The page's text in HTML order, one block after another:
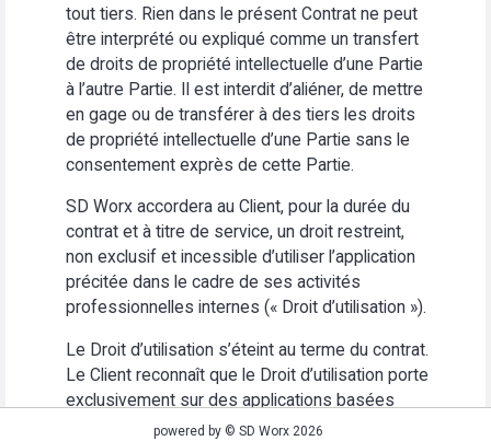
tout tiers. Rien dans le présent Contrat ne peut
être interprété ou expliqué comme un transfert
de droits de propriété intellectuelle d’une Partie
à l’autre Partie. Il est interdit d’aliéner, de mettre
en gage ou de transférer à des tiers les droits
de propriété intellectuelle d’une Partie sans le
consentement exprès de cette Partie.
SD Worx accordera au Client, pour la durée du
contrat et à titre de service, un droit restreint,
non exclusif et incessible d’utiliser l’application
précitée dans le cadre de ses activités
professionnelles internes (« Droit d’utilisation »).
Le Droit d’utilisation s’éteint au terme du contrat.
Le Client reconnaît que le Droit d’utilisation porte
exclusivement sur des applications basées
Web. Le Client s’abstiendra (i) d’utiliser
powered by © SD Worx 2026